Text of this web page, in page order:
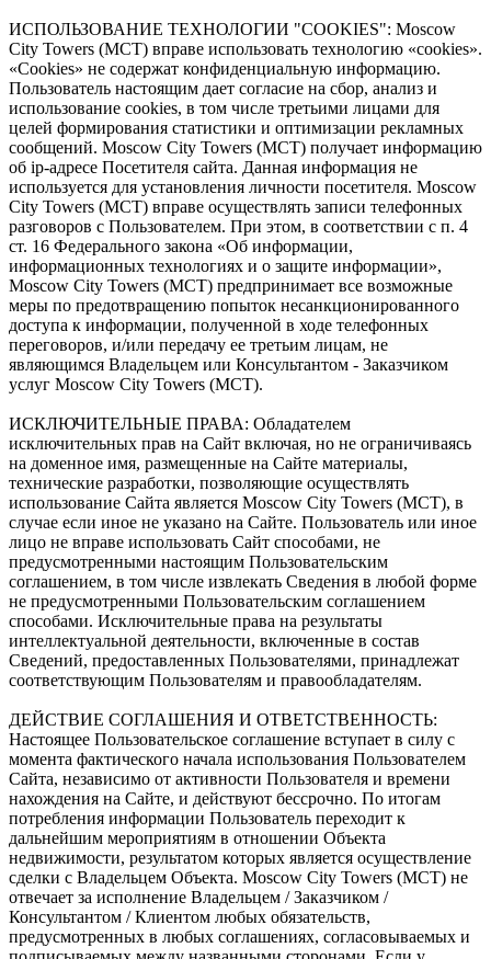
ИСПОЛЬЗОВАНИЕ ТЕХНОЛОГИИ "COOKIES": Moscow
City Towers (МСТ) вправе использовать технологию «cookies».
«Cookies» не содержат конфиденциальную информацию.
Пользователь настоящим дает согласие на сбор, анализ и
использование cookies, в том числе третьими лицами для
целей формирования статистики и оптимизации рекламных
сообщений. Moscow City Towers (МСТ) получает информацию
об ip-адресе Посетителя сайта. Данная информация не
используется для установления личности посетителя. Moscow
City Towers (МСТ) вправе осуществлять записи телефонных
разговоров с Пользователем. При этом, в соответствии с п. 4
ст. 16 Федерального закона «Об информации,
информационных технологиях и о защите информации»,
Moscow City Towers (МСТ) предпринимает все возможные
меры по предотвращению попыток несанкционированного
доступа к информации, полученной в ходе телефонных
переговоров, и/или передачу ее третьим лицам, не
являющимся Владельцем или Консультантом - Заказчиком
услуг Moscow City Towers (МСТ).
ИСКЛЮЧИТЕЛЬНЫЕ ПРАВА: Обладателем
исключительных прав на Сайт включая, но не ограничиваясь
на доменное имя, размещенные на Сайте материалы,
технические разработки, позволяющие осуществлять
использование Сайта является Moscow City Towers (МСТ), в
случае если иное не указано на Сайте. Пользователь или иное
лицо не вправе использовать Сайт способами, не
предусмотренными настоящим Пользовательским
соглашением, в том числе извлекать Сведения в любой форме
не предусмотренными Пользовательским соглашением
способами. Исключительные права на результаты
интеллектуальной деятельности, включенные в состав
Сведений, предоставленных Пользователями, принадлежат
соответствующим Пользователям и правообладателям.
ДЕЙСТВИЕ СОГЛАШЕНИЯ И ОТВЕТСТВЕННОСТЬ:
Настоящее Пользовательское соглашение вступает в силу с
момента фактического начала использования Пользователем
Сайта, независимо от активности Пользователя и времени
нахождения на Сайте, и действуют бессрочно. По итогам
потребления информации Пользователь переходит к
дальнейшим мероприятиям в отношении Объекта
недвижимости, результатом которых является осуществление
сделки с Владельцем Объекта. Moscow City Towers (МСТ) не
отвечает за исполнение Владельцем / Заказчиком /
Консультантом / Клиентом любых обязательств,
предусмотренных в любых соглашениях, согласовываемых и